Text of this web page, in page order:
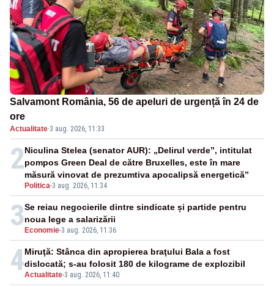
Salvamont România, 56 de apeluri de urgență în 24 de
ore
Actualitate·3 aug. 2026, 11:33
2
Politica-3 aug. 2026, 11:34
Niculina Stelea (senator AUR): „Delirul verde”, intitulat
pompos Green Deal de către Bruxelles, este în mare
măsură vinovat de prezumtiva apocalipsă energetică”
3 Economie-3 aug. 2026, 11:36
Se reiau negocierile dintre sindicate și partide pentru
noua lege a salarizării
4Actualitate-3 aug. 2026, 11:40
Miruţă: Stânca din apropierea braţului Bala a fost
dislocată; s-au folosit 180 de kilograme de explozibil